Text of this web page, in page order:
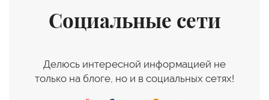
Социальные сети
Делюсь интересной информацией не
только на блоге, но и в социальных сетях!